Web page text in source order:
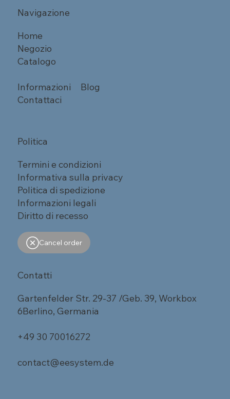
Navigazione
Home
Negozio
Catalogo
Informazioni
Blog
Contattaci
Politica
Termini e condizioni
Informativa sulla privacy
Politica di spedizione
Informazioni legali
Diritto di recesso
Cancel order
Contatti
Gartenfelder Str. 29-37 /Geb. 39, Workbox
6Berlino, Germania
+49 30 70016272
contact@eesystem.de